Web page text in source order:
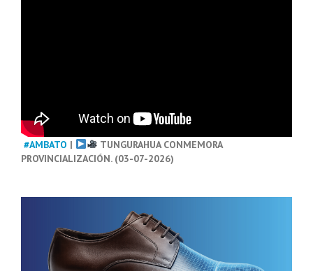
#AMBATO |
TUNGURAHUA CONMEMORA
PROVINCIALIZACIÓN. (03-07-2026)